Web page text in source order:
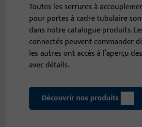
Toutes les serrures à
pour portes à cadre tubulaire
dans notre catalogue produits.
connectés peuvent commander
les autres ont accès à l’aperçu
avec détails.
Découvrir nos produits